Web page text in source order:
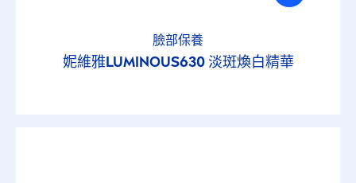
臉部保養
妮維雅LUMINOUS630 淡斑煥白精華